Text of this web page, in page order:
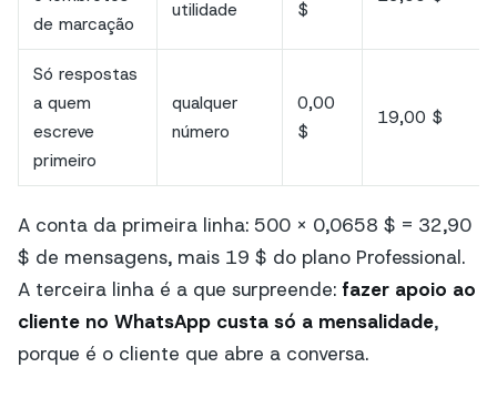
de marcação
utilidade $
Só respostas
a quem
escreve
primeiro
qualquer
número
0,00
$
19,00 $
A conta da primeira linha: 500 × 0,0658 $ = 32,90
$ de mensagens, mais 19 $ do plano Professional.
A terceira linha é a que surpreende: fazer apoio ao
cliente no WhatsApp custa só a mensalidade,
porque é o cliente que abre a conversa.